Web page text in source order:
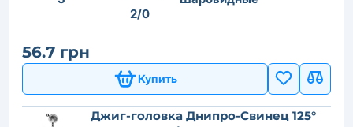
2/0
56.7 грн
Купить
Джиг-головка Днипро-Свинец 125°